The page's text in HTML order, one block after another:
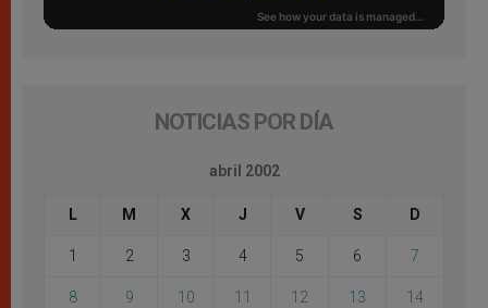
NOTICIAS POR DÍA
abril 2002
L M X J V S D
1 2 3 4 5 6 7
8 9 10 11 12 13 14